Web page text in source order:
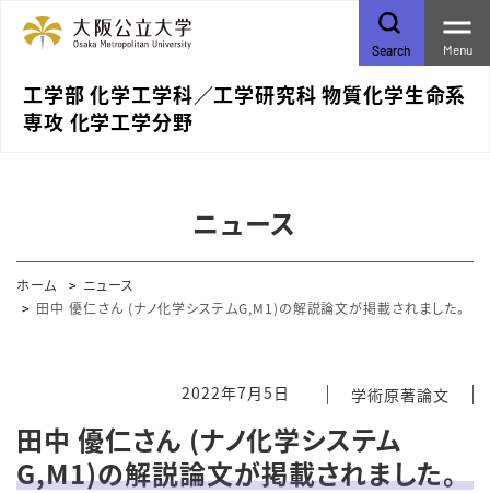
工学部 化学工学科／⼯学研究科 物質化学⽣命系
専攻 化学⼯学分野
Search Menu
ニュース
ホーム
ニュース
田中 優仁さん (ナノ化学システムG,M1)の解説論文が掲載されました。
2022年7月5日 学術原著論文
田中 優仁さん (ナノ化学システム
G,M1)の解説論文が掲載されました。